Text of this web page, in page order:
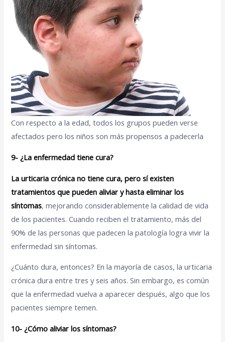
Con respecto a la edad, todos los grupos pueden verse
afectados pero los niños son más propensos a padecerla
9- ¿La enfermedad tiene cura?
La urticaria crónica no tiene cura, pero sí existen
tratamientos que pueden aliviar y hasta eliminar los
síntomas, mejorando considerablemente la calidad de vida
de los pacientes. Cuando reciben el tratamiento, más del
90% de las personas que padecen la patología logra vivir la
enfermedad sin síntomas.
¿Cuánto dura, entonces? En la mayoría de casos, la urticaria
crónica dura entre tres y seis años. Sin embargo, es común
que la enfermedad vuelva a aparecer después, algo que los
pacientes siempre temen.
10- ¿Cómo aliviar los síntomas?